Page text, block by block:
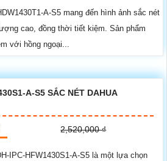
A-S5 mang đến hình ảnh sắc nét
cao, đồng thời tiết kiệm. Sản phẩm
với hồng ngoại...
A-S5 SẮC NÉT DAHUA
2,520,000 ₫
IPC-HFW1430S1-A-S5 là một lựa chọn